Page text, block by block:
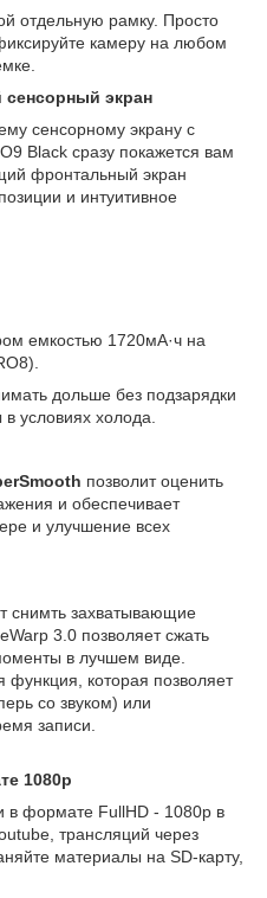
отдельную рамку. Просто
камеру на любом
сенсорный экран
сенсорному экрану с
Black сразу покажется вам
фронтальный экран
и интуитивное
емкостью 1720мА·ч на
дольше без подзарядки
условиях холода.
позволит оценить
и обеспечивает
и улучшение всех
снимть захватывающие
3.0 позволяет сжать
в лучшем виде.
функция, которая позволяет
со звуком) или
записи.
1080p
в формате FullHD - 1080p в
трансляций через
материалы на SD-карту,